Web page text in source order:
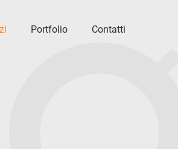
Portfolio Contatti